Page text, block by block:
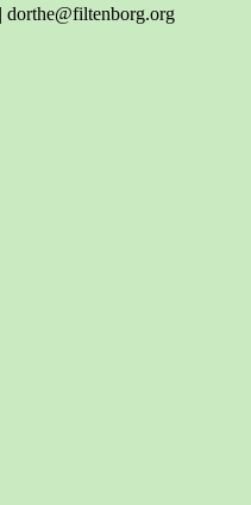
dorthe@filtenborg.org